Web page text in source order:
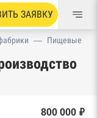
ЗАЯВКУ
— Пищевые
800 000 ₽